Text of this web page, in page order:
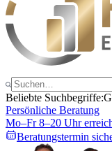
Beliebte Suchbegriffe:
Persönliche Beratung
Mo–Fr 8–20 Uhr
Beratungstermin